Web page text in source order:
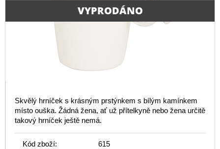
VYPRODÁNO
Skvělý hrníček s krásným prstýnkem s bílým kamínkem
místo ouška. Žádná žena, ať už přítelkyně nebo žena určitě
takový hrníček ještě nemá.
Kód zboží: 615